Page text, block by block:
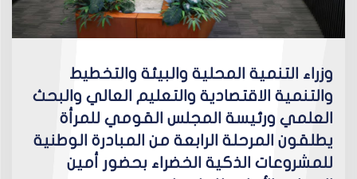
وزراء التنمية المحلية والبيئة والتخطيط
والتنمية الاقتصادية والتعليم العالي والبحث
العلمي ورئيسة المجلس القومي للمرأة
يطلقون المرحلة الرابعة من المبادرة الوطنية
للمشروعات الذكية الخضراء بحضور أمين